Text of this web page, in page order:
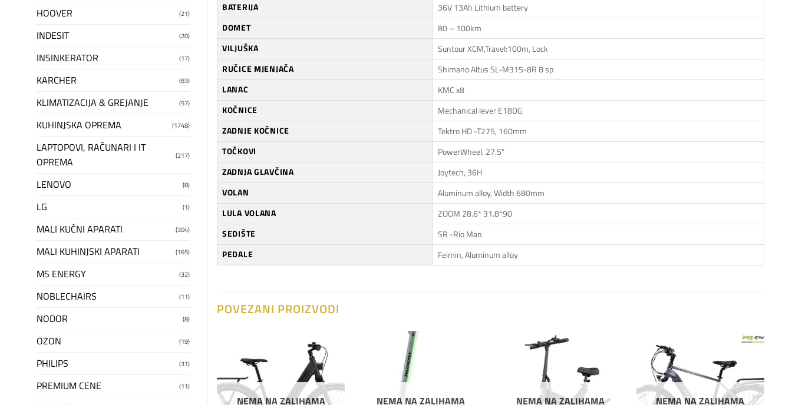
HOOVER (21)
INDESIT (20)
INSINKERATOR (17)
KARCHER (83)
KLIMATIZACIJA & GREJANJE (57)
KUHINJSKA OPREMA (1748)
LAPTOPOVI, RAČUNARI I IT
OPREMA
(217)
LENOVO (8)
LG (1)
MALI KUĆNI APARATI (304)
MALI KUHINJSKI APARATI (165)
MS ENERGY (32)
NOBLECHAIRS (11)
NODOR (8)
OZON (19)
PHILIPS (31)
PREMIUM CENE (11)
BATERIJA
36V 13Ah Lithium battery
DOMET
80 – 100km
VILJUŠKA
Suntour XCM,Travel:100m, Lock
RUČICE MJENJAČA
Shimano Altus SL-M315-8R 8 sp
LANAC
KMC x8
KOČNICE
Mechanical lever E18DG
ZADNJE KOČNICE
Tektro HD -T275, 160mm
TOČKOVI
PowerWheel, 27.5”
ZADNJA GLAVČINA
Joytech, 36H
VOLAN
Aluminum alloy, Width 680mm
LULA VOLANA
ZOOM 28.6* 31.8*90
SEDIŠTE
SR -Rio Man
PEDALE
Feimin, Aluminum alloy
POVEZANI PROIZVODI
Dodaj
na
listu
želja
NEMA NA ZALIHAMA NEMA NA ZALIHAMA NEMA NA ZALIHAMA
listu
želja
NEMA NA ZALIHAMA
Dodaj
želja
Dodaj
želja